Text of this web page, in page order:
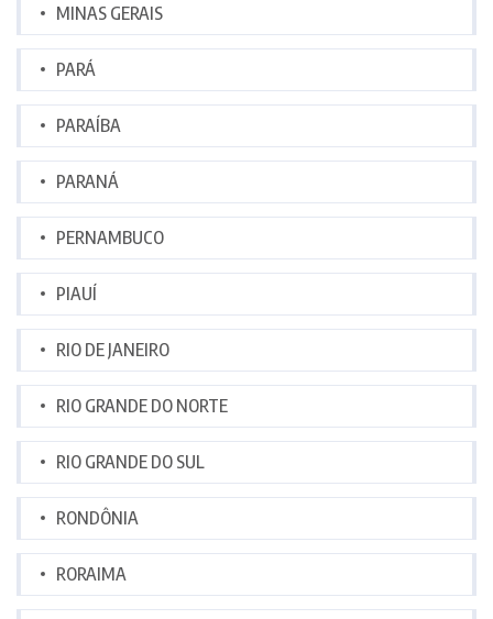
MINAS GERAIS
PARÁ
PARAÍBA
PARANÁ
PERNAMBUCO
PIAUÍ
RIO DE JANEIRO
RIO GRANDE DO NORTE
RIO GRANDE DO SUL
RONDÔNIA
RORAIMA